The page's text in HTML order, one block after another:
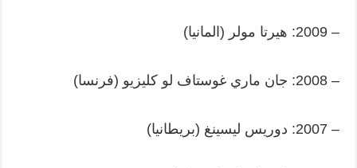
– 2009: هيرتا مولر (المانيا)
– 2008: جان ماري غوستاف لو كليزيو (فرنسا)
– 2007: دوريس ليسينغ (بريطانيا)